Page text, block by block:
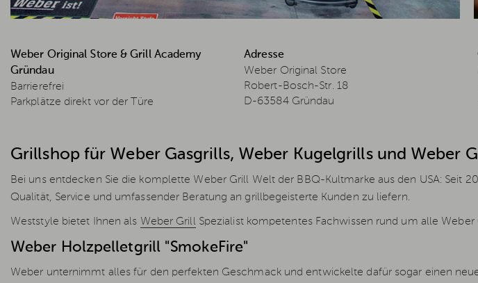
Weber Original Store & Grill Academy
Gründau
Barrierefrei
Parkplätze direkt vor der Türe
Adresse
Weber Original Store
Robert-Bosch-Str. 18
D-63584 Gründau
Grillshop für Weber Gasgrills, Weber Kugelgrills und Weber
Bei uns entdecken Sie die komplette Weber Grill Welt der BBQ-Kultmarke aus den USA:
Qualität, Service und umfassender Beratung an grillbegeisterte Kunden zu liefern.
Weststyle bietet Ihnen als Weber Grill Spezialist kompetentes Fachwissen rund um alle
Weber Holzpelletgrill "SmokeFire"
Weber unternimmt alles für den perfekten Geschmack und entwickelte dafür sogar einen